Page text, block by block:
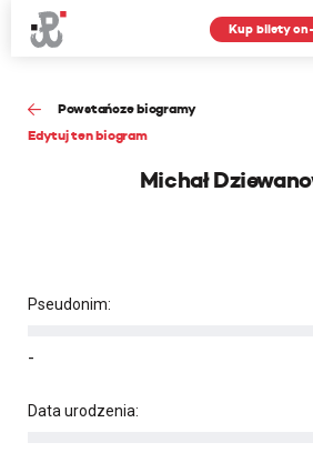
Kup bilety
Powstańcze biogramy
Edytuj ten biogram
Michał
Pseudonim:
-
Data urodzenia: